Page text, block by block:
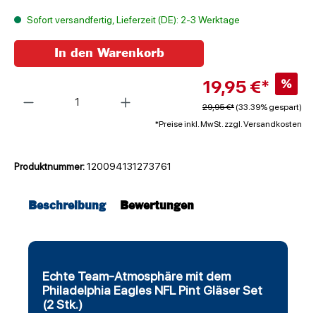
Sofort versandfertig, Lieferzeit (DE): 2-3 Werktage
19,95 €* %
29,95 €* (33.39% gespart)
*Preise inkl. MwSt. zzgl. Versandkosten
In den Warenkorb
Produktnummer:120094131273761
Beschreibung Bewertungen
Echte Team-Atmosphäre mit dem
Philadelphia Eagles NFL Pint Gläser Set
(2 Stk.)